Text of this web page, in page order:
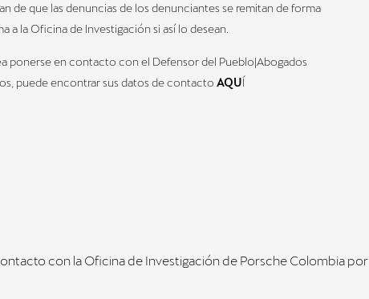
de que las denuncias de los denunciantes se remitan de forma
a la Oficina de Investigación si así lo desean.
ponerse en contacto con el Defensor del Pueblo|Abogados
puede encontrar sus datos de contactoAQUÍ
con la Oficina de Investigación de Porsche Colombia por